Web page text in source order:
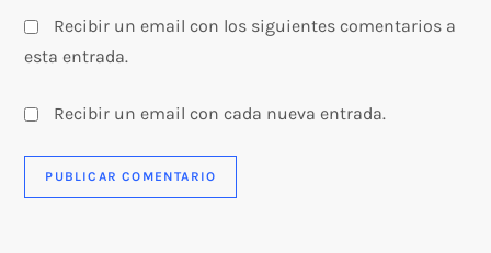
Recibir un email con los siguientes comentarios a
esta entrada.
Recibir un email con cada nueva entrada.